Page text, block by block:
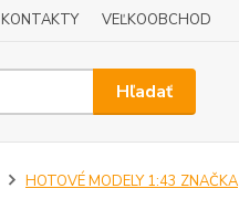
KONTAKTY VEĽKOOBCHOD
Hľadať
HOTOVÉ MODELY 1:43 ZNAČKA